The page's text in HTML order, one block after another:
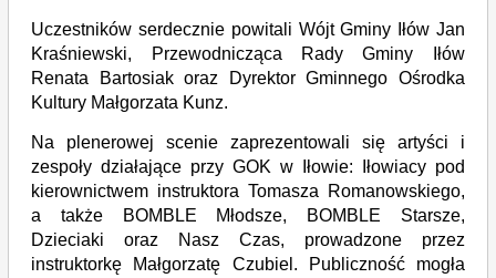
Uczestników serdecznie powitali Wójt Gminy Iłów Jan
Kraśniewski, Przewodnicząca Rady Gminy Iłów
Renata Bartosiak oraz Dyrektor Gminnego Ośrodka
Kultury Małgorzata Kunz.
Na plenerowej scenie zaprezentowali się artyści i
zespoły działające przy GOK w Iłowie: Iłowiacy pod
kierownictwem instruktora Tomasza Romanowskiego,
a także BOMBLE Młodsze, BOMBLE Starsze,
Dzieciaki oraz Nasz Czas, prowadzone przez
instruktorkę Małgorzatę Czubiel. Publiczność mogła